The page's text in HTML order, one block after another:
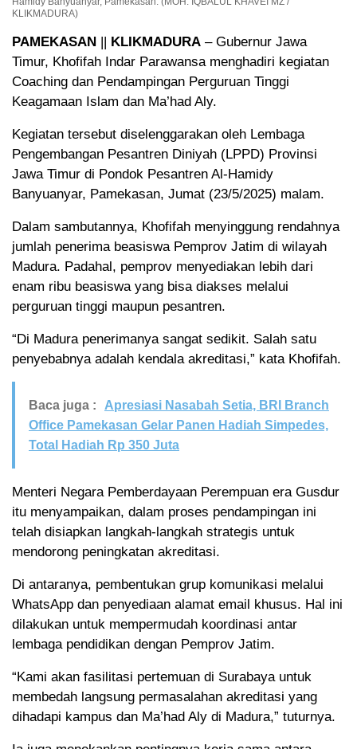
KLIKMADURA)
PAMEKASAN || KLIKMADURA – Gubernur Jawa
Timur, Khofifah Indar Parawansa menghadiri kegiatan
Coaching dan Pendampingan Perguruan Tinggi
Keagamaan Islam dan Ma’had Aly.
Kegiatan tersebut diselenggarakan oleh Lembaga
Pengembangan Pesantren Diniyah (LPPD) Provinsi
Jawa Timur di Pondok Pesantren Al-Hamidy
Banyuanyar, Pamekasan, Jumat (23/5/2025) malam.
Dalam sambutannya, Khofifah menyinggung rendahnya
jumlah penerima beasiswa Pemprov Jatim di wilayah
Madura. Padahal, pemprov menyediakan lebih dari
enam ribu beasiswa yang bisa diakses melalui
perguruan tinggi maupun pesantren.
“Di Madura penerimanya sangat sedikit. Salah satu
penyebabnya adalah kendala akreditasi,” kata Khofifah.
Baca juga :
Apresiasi Nasabah Setia, BRI Branch
Office Pamekasan Gelar Panen Hadiah Simpedes,
Total Hadiah Rp 350 Juta
Menteri Negara Pemberdayaan Perempuan era Gusdur
itu menyampaikan, dalam proses pendampingan ini
telah disiapkan langkah-langkah strategis untuk
mendorong peningkatan akreditasi.
Di antaranya, pembentukan grup komunikasi melalui
WhatsApp dan penyediaan alamat email khusus. Hal ini
dilakukan untuk mempermudah koordinasi antar
lembaga pendidikan dengan Pemprov Jatim.
“Kami akan fasilitasi pertemuan di Surabaya untuk
membedah langsung permasalahan akreditasi yang
dihadapi kampus dan Ma’had Aly di Madura,” tuturnya.